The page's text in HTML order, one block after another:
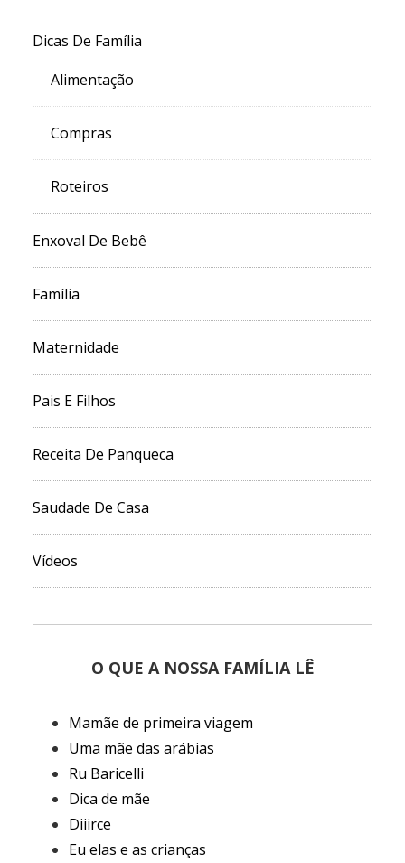
Dicas De Família
Alimentação
Compras
Roteiros
Enxoval De Bebê
Família
Maternidade
Pais E Filhos
Receita De Panqueca
Saudade De Casa
Vídeos
O QUE A NOSSA FAMÍLIA LÊ
Mamãe de primeira viagem
Uma mãe das arábias
Ru Baricelli
Dica de mãe
Diiirce
Eu elas e as crianças